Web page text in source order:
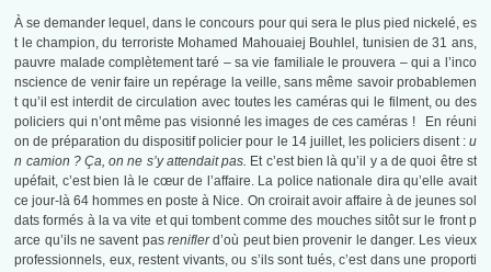
À se demander lequel, dans le concours pour qui sera le plus pied nickelé, es
t le champion, du terroriste Mohamed Mahouaiej Bouhlel, tunisien de 31 ans,
pauvre malade complètement taré – sa vie familiale le prouvera – qui a l’inco
nscience de venir faire un repérage la veille, sans même savoir probablemen
t qu’il est interdit de circulation avec toutes les caméras qui le filment, ou des
policiers qui n’ont même pas visionné les images de ces caméras ! En réuni
on de préparation du dispositif policier pour le 14 juillet, les policiers disent : u
n camion ? Ça, on ne s’y attendait pas. Et c’est bien là qu’il y a de quoi être st
upéfait, c’est bien là le cœur de l’affaire. La police nationale dira qu’elle avait
ce jour-là 64 hommes en poste à Nice. On croirait avoir affaire à de jeunes sol
dats formés à la va vite et qui tombent comme des mouches sitôt sur le front p
arce qu’ils ne savent pas reniflerd’où peut bien provenir le danger. Les vieux
professionnels, eux, restent vivants, ou s’ils sont tués, c’est dans une proporti